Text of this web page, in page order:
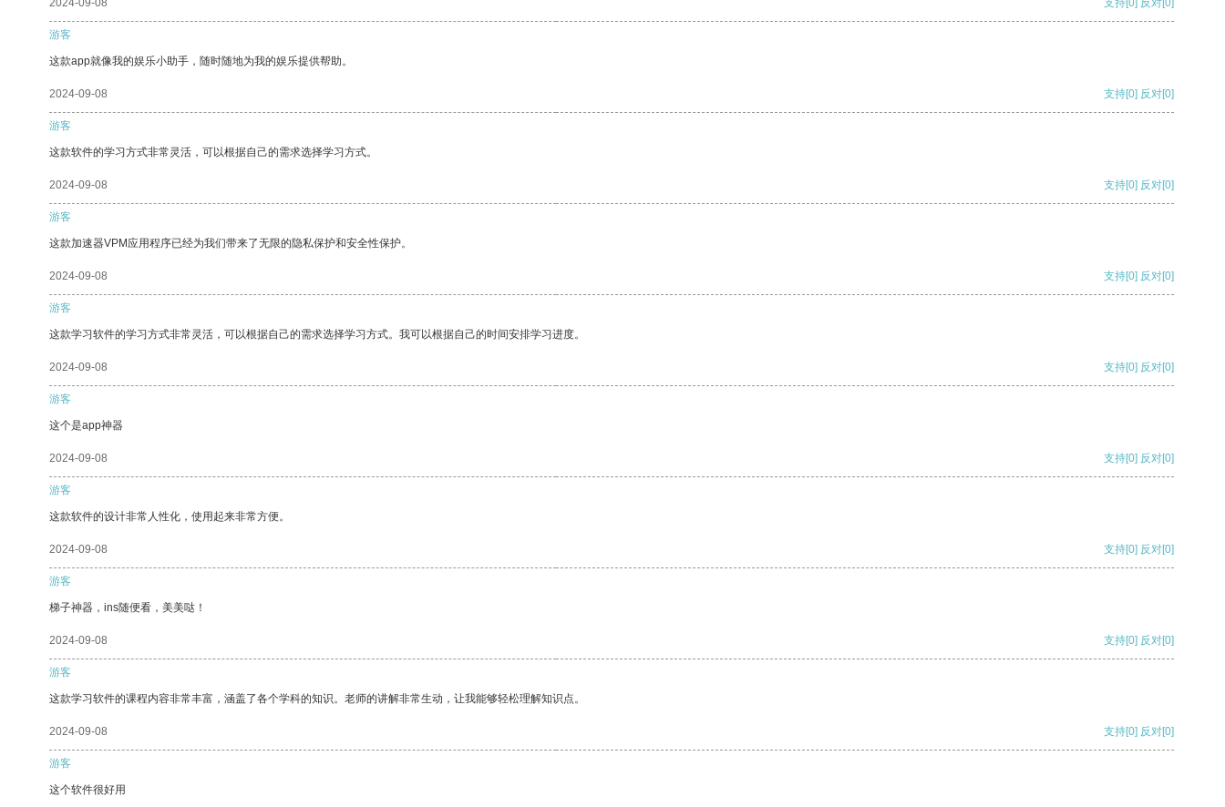
2024-09-08 支持[0] 反对[0]
游客
这款app就像我的娱乐小助手，随时随地为我的娱乐提供帮助。
2024-09-08 支持[0] 反对[0]
游客
这款软件的学习方式非常灵活，可以根据自己的需求选择学习方式。
2024-09-08 支持[0] 反对[0]
游客
这款加速器VPM应用程序已经为我们带来了无限的隐私保护和安全性保护。
2024-09-08 支持[0] 反对[0]
游客
这款学习软件的学习方式非常灵活，可以根据自己的需求选择学习方式。我可以根据自己的时间安排学习进度。
2024-09-08 支持[0] 反对[0]
游客
这个是app神器
2024-09-08 支持[0] 反对[0]
游客
这款软件的设计非常人性化，使用起来非常方便。
2024-09-08 支持[0] 反对[0]
游客
梯子神器，ins随便看，美美哒！
2024-09-08 支持[0] 反对[0]
游客
这款学习软件的课程内容非常丰富，涵盖了各个学科的知识。老师的讲解非常生动，让我能够轻松理解知识点。
2024-09-08 支持[0] 反对[0]
游客
这个软件很好用